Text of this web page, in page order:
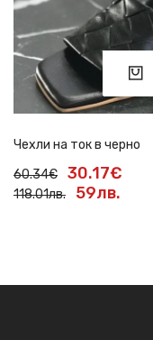
Чехли на ток в черно
60.34€
30.17€
118.01лв. 59лв.